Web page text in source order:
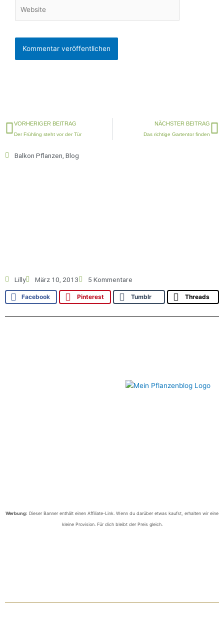
Zurück
VORHERIGER BEITRAG
Der Frühling steht vor der Tür
NÄCHSTER BEITRAG
Das richtige Gartentor finden
Balkon Pflanzen Blog
Lilly März 10, 2013 5 Kommentare
Facebook Pinterest Tumblr Threads
Werbung: Dieser Banner enthält einen Affiliate-Link. Wenn du darüber etwas kaufst, erhalten wir eine
kleine Provision. Für dich bleibt der Preis gleich.